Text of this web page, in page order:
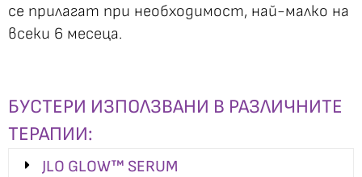
се прилагат при необходимост, най-малко на
всеки 6 месеца.
БУСТЕРИ ИЗПОЛЗВАНИ В РАЗЛИЧНИТЕ
ТЕРАПИИ:
JLO GLOW™ SERUM